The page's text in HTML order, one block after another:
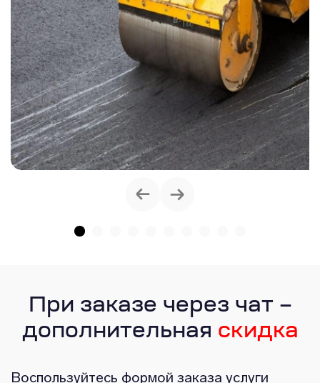
При заказе через чат –
дополнительная скидка
Воспользуйтесь формой заказа услуги